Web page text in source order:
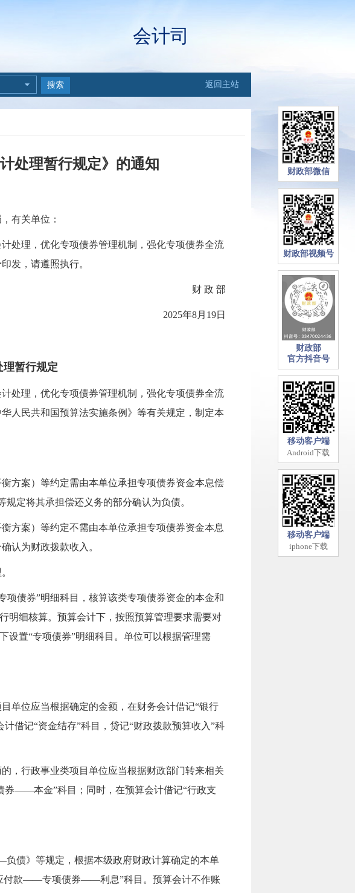
财政部微信
财政部视频号
财政部
官方抖音号
移动客户端
Android下载
移动客户端
iphone下载
会计司
搜索 返回主站
处理暂行规定》的通知
有关单位 ：
处理，优化专项债券管理机制，强化专项债券全流
发，请遵照执行。
政 部
2025年8月19日
理暂行规定
处理，优化专项债券管理机制，强化专项债券全流
人民共和国预算法实施条例》等有关规定，制定本
方案）等约定需由本单位承担专项债券资金本息偿
规定将其承担偿还义务的部分确认为负债。
方案）等约定不需由本单位承担专项债券资金本息
认为财政拨款收入。
项债券”明细科目，核算该类专项债券资金的本金和
明细核算。预算会计下，按照预算管理要求需要对
设置“专项债券”明细科目。 单位可以根据管理需
单位应当根据确定的金额，在财务会计借记“银行
借记“资金结存”科目，贷记“财政拨款预算收入”科
，行政事业类项目单位应当根据财政部门转来相关
券——本金”科目；同时，在预算会计借记“行政支
负债》等规定，根据本级政府财政计算确定的本单
付款——专项债券——利息”科目。预算会计不作账